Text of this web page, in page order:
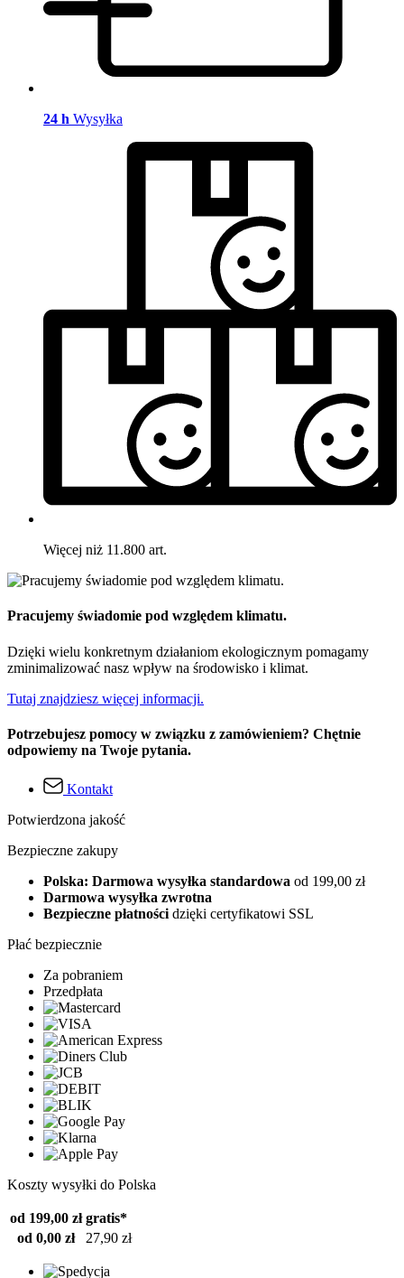
24 h Wysyłka
Więcej niż 11.800 art.
Pracujemy świadomie pod względem klimatu.
Dzięki wielu konkretnym działaniom ekologicznym pomagamy
zminimalizować nasz wpływ na środowisko i klimat.
Tutaj znajdziesz więcej informacji.
Potrzebujesz pomocy w związku z zamówieniem? Chętnie
odpowiemy na Twoje pytania.
Kontakt
Potwierdzona jakość
Bezpieczne zakupy
Polska: Darmowa wysyłka standardowa od 199,00 zł
Darmowa wysyłka zwrotna
Bezpieczne płatności dzięki certyfikatowi SSL
Płać bezpiecznie
Za pobraniem
Przedpłata
Koszty wysyłki do Polska
od 199,00 zł gratis*
od 0,00 zł
27,90 zł